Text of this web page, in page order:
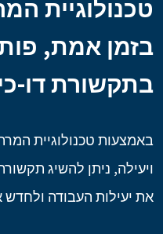
טכנולוגיית
בזמן אמת,
בתקשורת דו-
באמצעות טכנולוגיית
ויעילה, ניתן להשיג
את יעילות העבודה ולחדש